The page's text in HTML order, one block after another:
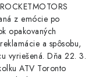
z emócie po
opakovaných
a spôsobu,
vyriešená. Dňa 22. 3.
ATV Toronto